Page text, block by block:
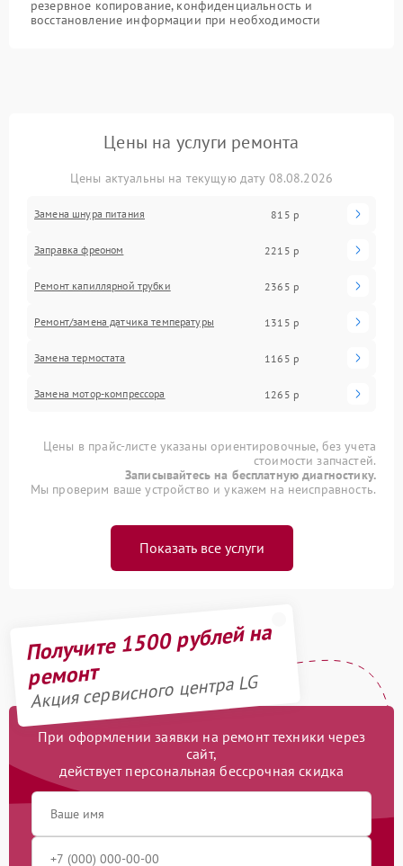
резервное копирование, конфиденциальность и
восстановление информации при необходимости
Цены на услуги ремонта
Цены актуальны на текущую дату 08.08.2026
Замена шнура питания 815 р
Заправка фреоном 2215 р
Ремонт капиллярной трубки 2365 р
Ремонт/замена датчика температуры 1315 р
Замена термостата 1165 р
Замена мотор-компрессора 1265 р
Цены в прайс-листе указаны ориентировочные, без учета
стоимости запчастей.
Записывайтесь на бесплатную диагностику.
Мы проверим ваше устройство и укажем на неисправность.
Показать все услуги
Получите 1500 рублей на
ремонт
Акция сервисного центра LG
При оформлении заявки на ремонт техники через
сайт,
действует персональная бессрочная скидка